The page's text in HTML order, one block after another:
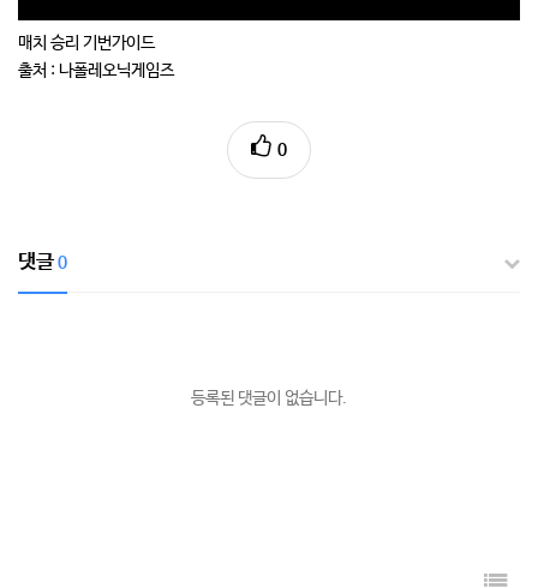
매치 승리 기번가이드
출처 : 나폴레오닉게임즈
0
댓글0
등록된 댓글이 없습니다.